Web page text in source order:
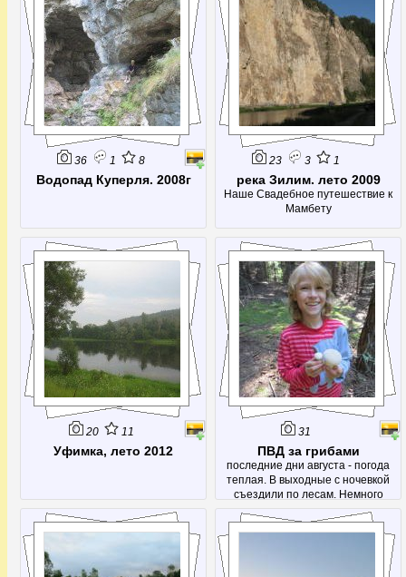
36 1 8
Водопад Куперля. 2008г
23 3 1
река Зилим. лето 2009
Наше Свадебное путешествие к
Мамбету
20 11
Уфимка, лето 2012
31
ПВД за грибами
последние дни августа - погода
теплая. В выходные с ночевкой
съездили по лесам. Немного
набрали рыжиков, груздей и других
вкусностей. А еще посетили родник